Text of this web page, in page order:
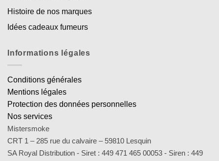
Histoire de nos marques
Idées cadeaux fumeurs
Informations légales
Conditions générales
Mentions légales
Protection des données personnelles
Nos services
Mistersmoke
CRT 1 – 285 rue du calvaire – 59810 Lesquin
SA Royal Distribution - Siret : 449 471 465 00053 - Siren : 449